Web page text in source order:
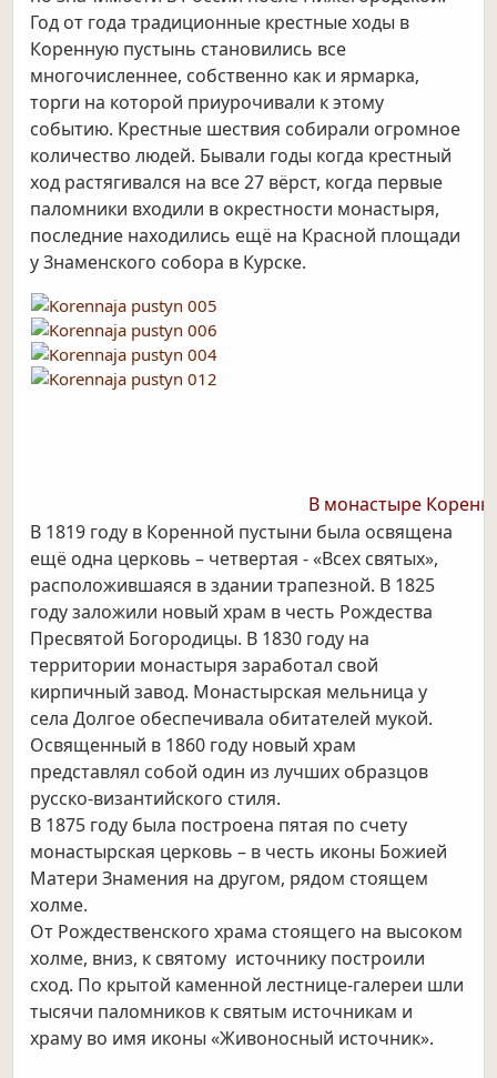
Год от года традиционные крестные ходы в
Коренную пустынь становились все
многочисленнее, собственно как и ярмарка,
торги на которой приурочивали к этому
событию. Крестные шествия собирали огромное
количество людей. Бывали годы когда крестный
ход растягивался на все 27 вёрст, когда первые
паломники входили в окрестности монастыря,
последние находились ещё на Красной площади
у Знаменского собора в Курске.
В монастыре
В 1819 году в Коренной пустыни была освящена
ещё одна церковь – четвертая - «Всех святых»,
расположившаяся в здании трапезной. В 1825
году заложили новый храм в честь Рождества
Пресвятой Богородицы. В 1830 году на
территории монастыря заработал свой
кирпичный завод. Монастырская мельница у
села Долгое обеспечивала обитателей мукой.
Освященный в 1860 году новый храм
представлял собой один из лучших образцов
русско-византийского стиля.
В 1875 году была построена пятая по счету
монастырская церковь – в честь иконы Божией
Матери Знамения на другом, рядом стоящем
холме.
От Рождественского храма стоящего на высоком
холме, вниз, к святому источнику построили
сход. По крытой каменной лестнице-галереи шли
тысячи паломников к святым источникам и
храму во имя иконы «Живоносный источник».